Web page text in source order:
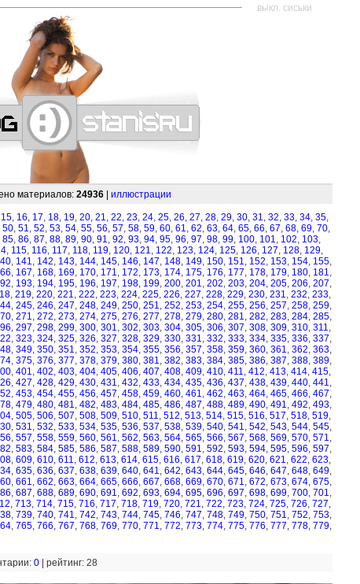
——————————————————— выкл. сиськи
материалов: 24936 иллюстрации
15, 16, 17, 18, 19, 20, 21, 22, 23, 24, 25, 26, 27, 28, 29, 30, 31, 32, 33, 34, 35,
50, 51, 52, 53, 54, 55, 56, 57, 58, 59, 60, 61, 62, 63, 64, 65, 66, 67, 68, 69, 70,
85, 86, 87, 88, 89, 90, 91, 92, 93, 94, 95, 96, 97, 98, 99, 100, 101, 102, 103,
, 115, 116, 117, 118, 119, 120, 121, 122, 123, 124, 125, 126, 127, 128, 129,
, 141, 142, 143, 144, 145, 146, 147, 148, 149, 150, 151, 152, 153, 154, 155,
, 167, 168, 169, 170, 171, 172, 173, 174, 175, 176, 177, 178, 179, 180, 181,
, 193, 194, 195, 196, 197, 198, 199, 200, 201, 202, 203, 204, 205, 206, 207,
, 219, 220, 221, 222, 223, 224, 225, 226, 227, 228, 229, 230, 231, 232, 233,
, 245, 246, 247, 248, 249, 250, 251, 252, 253, 254, 255, 256, 257, 258, 259,
, 271, 272, 273, 274, 275, 276, 277, 278, 279, 280, 281, 282, 283, 284, 285,
, 297, 298, 299, 300, 301, 302, 303, 304, 305, 306, 307, 308, 309, 310, 311,
, 323, 324, 325, 326, 327, 328, 329, 330, 331, 332, 333, 334, 335, 336, 337,
, 349, 350, 351, 352, 353, 354, 355, 356, 357, 358, 359, 360, 361, 362, 363,
, 375, 376, 377, 378, 379, 380, 381, 382, 383, 384, 385, 386, 387, 388, 389,
, 401, 402, 403, 404, 405, 406, 407, 408, 409, 410, 411, 412, 413, 414, 415,
, 427, 428, 429, 430, 431, 432, 433, 434, 435, 436, 437, 438, 439, 440, 441,
, 453, 454, 455, 456, 457, 458, 459, 460, 461, 462, 463, 464, 465, 466, 467,
, 479, 480, 481, 482, 483, 484, 485, 486, 487, 488, 489, 490, 491, 492, 493,
, 505, 506, 507, 508, 509, 510, 511, 512, 513, 514, 515, 516, 517, 518, 519,
, 531, 532, 533, 534, 535, 536, 537, 538, 539, 540, 541, 542, 543, 544, 545,
, 557, 558, 559, 560, 561, 562, 563, 564, 565, 566, 567, 568, 569, 570, 571,
, 583, 584, 585, 586, 587, 588, 589, 590, 591, 592, 593, 594, 595, 596, 597,
, 609, 610, 611, 612, 613, 614, 615, 616, 617, 618, 619, 620, 621, 622, 623,
, 635, 636, 637, 638, 639, 640, 641, 642, 643, 644, 645, 646, 647, 648, 649,
, 661, 662, 663, 664, 665, 666, 667, 668, 669, 670, 671, 672, 673, 674, 675,
, 687, 688, 689, 690, 691, 692, 693, 694, 695, 696, 697, 698, 699, 700, 701,
, 713, 714, 715, 716, 717, 718, 719, 720, 721, 722, 723, 724, 725, 726, 727,
, 739, 740, 741, 742, 743, 744, 745, 746, 747, 748, 749, 750, 751, 752, 753,
, 765, 766, 767, 768, 769, 770, 771, 772, 773, 774, 775, 776, 777, 778, 779,
0 рейтинг: 28